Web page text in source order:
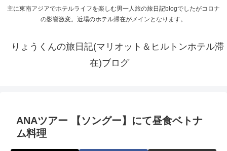
主に東南アジアでホテルライフを楽しむ男一人旅の旅日記blogでしたがコロナ
の影響激変。近場のホテル滞在がメインとなります。
りょうくんの旅日記(マリオット＆ヒルトンホテル滞
在)ブログ
ANAツアー 【ソングー】にて昼食ベトナ
ム料理